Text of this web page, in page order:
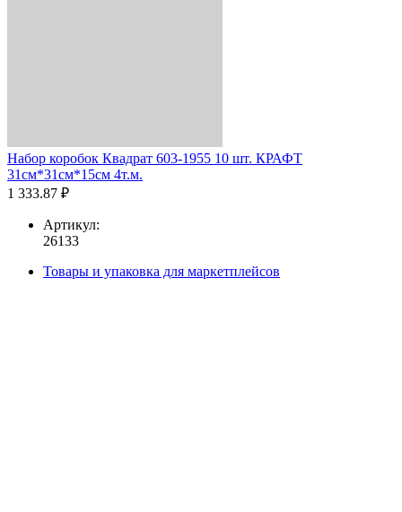
Набор коробок Квадрат 603-1955 10 шт. КРАФТ
31см*31см*15см 4т.м.
1 333.87 ₽
Артикул:
26133
Товары и упаковка для маркетплейсов